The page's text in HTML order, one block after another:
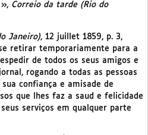
Correio da tarde (Rio do
Janeiro), 12 juillet 1859, p. 3,
retirar temporariamente para a
de todos os seus amigos e
rogando a todas as pessoas
confiança e amisade de
que lhes faz a saud e felicidade
serviços em qualquer parte